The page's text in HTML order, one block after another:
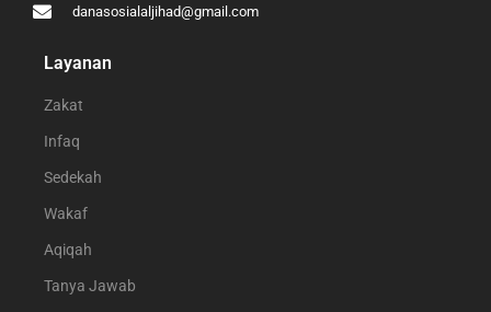
danasosialaljihad@gmail.com
Layanan
Zakat
Infaq
Sedekah
Wakaf
Aqiqah
Tanya Jawab